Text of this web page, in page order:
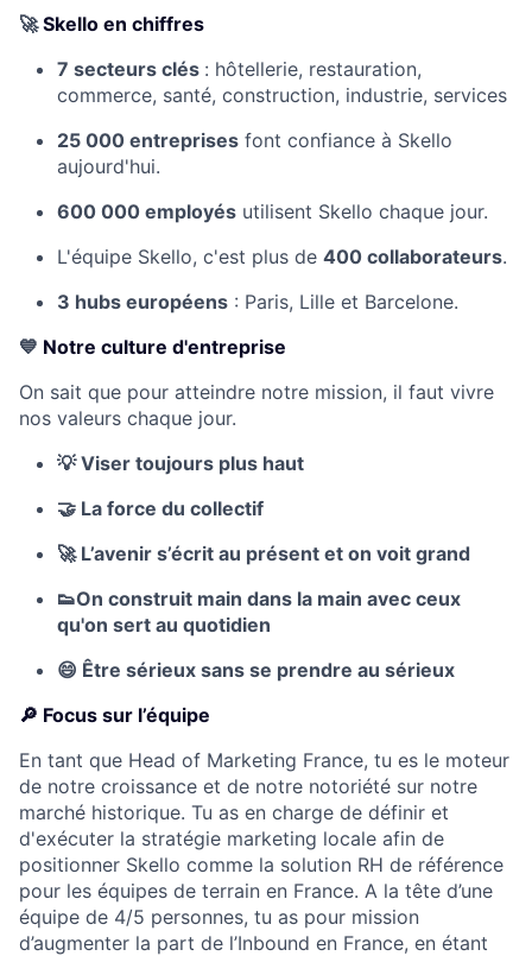
🚀Skello en chiffres
7 secteurs clés : hôtellerie, restauration,
commerce, santé, construction, industrie, services
25 000 entreprises font confiance à Skello
aujourd'hui.
600 000 employés utilisent Skello chaque jour.
L'équipe Skello, c'est plus de 400 collaborateurs.
3 hubs européens : Paris, Lille et Barcelone.
💙 Notre culture d'entreprise
On sait que pour atteindre notre mission, il faut vivre
nos valeurs chaque jour.
💡Viser toujours plus haut
🤝 La force du collectif
🚀L’avenir s’écrit au présent et on voit grand
👟On construit main dans la main avec ceux
qu'on sert au quotidien
😄 Être sérieux sans se prendre au sérieux
🔎 Focus sur l’équipe
En tant que Head of Marketing France, tu es le moteur
de notre croissance et de notre notoriété sur notre
marché historique. Tu as en charge de définir et
d'exécuter la stratégie marketing locale afin de
positionner Skello comme la solution RH de référence
pour les équipes de terrain en France. A la tête d’une
équipe de 4/5 personnes, tu as pour mission
d’augmenter la part de l’Inbound en France, en étant